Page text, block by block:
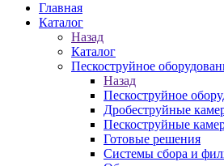
Главная
Каталог
Назад
Каталог
Пескоструйное
Назад
Пескоструйное
Дробеструйные
Пескоструйные
Готовые решения
Системы сбора и